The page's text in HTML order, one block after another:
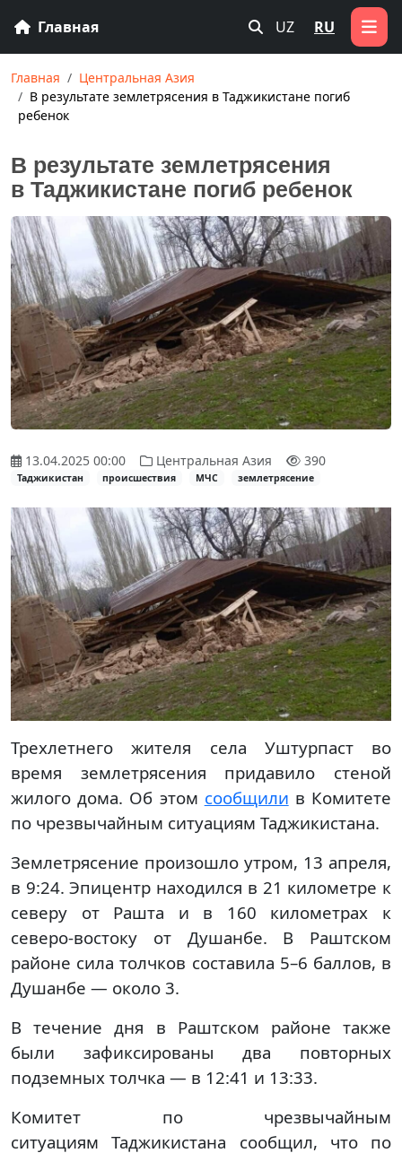
Главная UZ RU
Главная
Центральная Азия
В результате землетрясения в Таджикистане погиб
ребенок
В результате землетрясения
в Таджикистане погиб ребенок
13.04.2025 00:00 Центральная Азия 390
Таджикистан происшествия МЧС землетрясение
Трехлетнего жителя села Уштурпаст во
время землетрясения придавило стеной
жилого дома. Об этом сообщили в Комитете
по чрезвычайным ситуациям Таджикистана.
Землетрясение произошло утром, 13 апреля,
в 9:24. Эпицентр находился в 21 километре к
северу от Рашта и в 160 километрах к
северо-востоку от Душанбе. В Раштском
районе сила толчков составила 5–6 баллов, в
Душанбе — около 3.
В течение дня в Раштском районе также
были зафиксированы два повторных
подземных толчка — в 12:41 и 13:33.
Комитет по чрезвычайным
ситуациям Таджикистана сообщил, что по